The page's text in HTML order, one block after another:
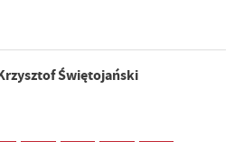
Świętojański